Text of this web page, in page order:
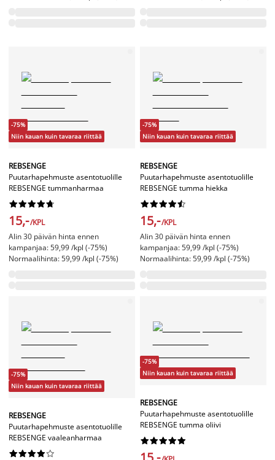
-75%
Niin kauan kuin tavaraa riittää
REBSENGE
Puutarhapehmuste asentotuolille
REBSENGE tummanharmaa






15,-/KPL
Alin 30 päivän hinta ennen
kampanjaa: 59,99 /kpl (-75%)
Normaalihinta: 59,99 /kpl (-75%)
-75%
Niin kauan kuin tavaraa riittää
REBSENGE
Puutarhapehmuste asentotuolille
REBSENGE tumma hiekka






15,-/KPL
Alin 30 päivän hinta ennen
kampanjaa: 59,99 /kpl (-75%)
Normaalihinta: 59,99 /kpl (-75%)
-75%
Niin kauan kuin tavaraa riittää
REBSENGE
Puutarhapehmuste asentotuolille
REBSENGE vaaleanharmaa






-75%
Niin kauan kuin tavaraa riittää
REBSENGE
Puutarhapehmuste asentotuolille
REBSENGE tumma oliivi





